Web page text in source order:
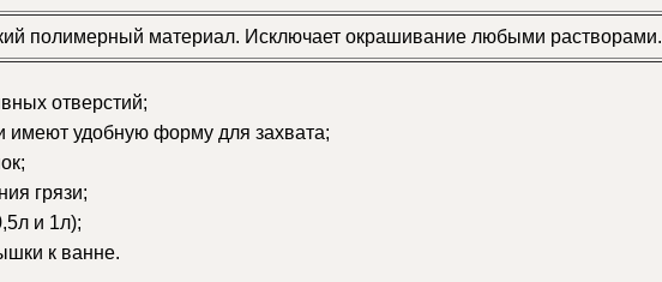
полимерный материал. Исключает окрашивание любыми растворами.
отверстий;
удобную форму для захвата;
грязи;
и 1л);
к ванне.